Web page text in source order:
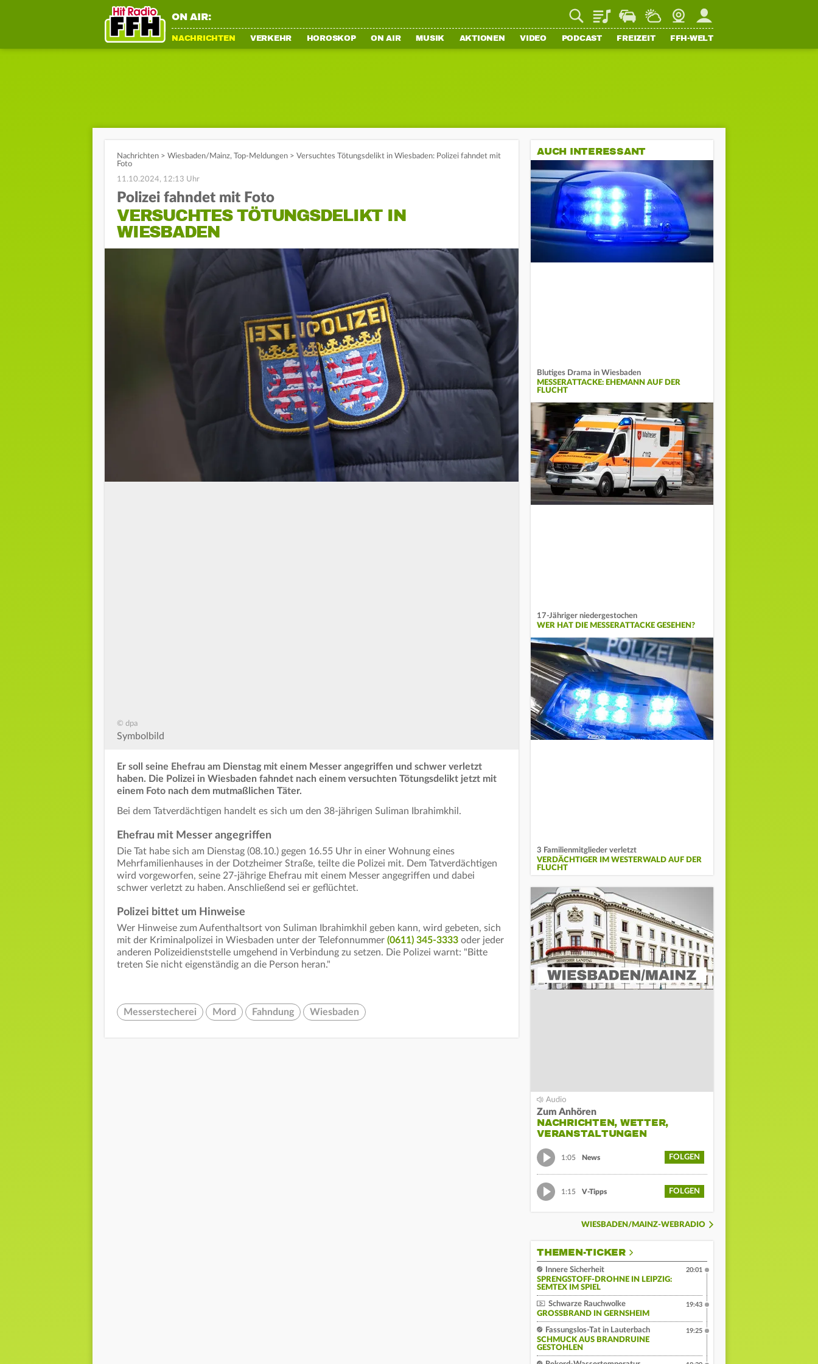
ON AIR: PlaylistStaupilotWetterWebcamMein FFH
NACHRICHTEN VERKEHR HOROSKOP ON AIR MUSIK AKTIONEN VIDEO PODCAST FREIZEIT FFH-WELT
Nachrichten > Wiesbaden/Mainz, Top-Meldungen > Versuchtes Tötungsdelikt in Wiesbaden: Polizei fahndet mit
Foto
11.10.2024, 12:13 Uhr
Polizei fahndet mit Foto
VERSUCHTES TÖTUNGSDELIKT IN
WIESBADEN
© dpa
Symbolbild
Er soll seine Ehefrau am Dienstag mit einem Messer angegriffen und schwer verletzt
haben. Die Polizei in Wiesbaden fahndet nach einem versuchten Tötungsdelikt jetzt mit
einem Foto nach dem mutmaßlichen Täter.
Bei dem Tatverdächtigen handelt es sich um den 38-jährigen Suliman Ibrahimkhil.
Ehefrau mit Messer angegriffen
Die Tat habe sich am Dienstag (08.10.) gegen 16.55 Uhr in einer Wohnung eines
Mehrfamilienhauses in der Dotzheimer Straße, teilte die Polizei mit. Dem Tatverdächtigen
wird vorgeworfen, seine 27-jährige Ehefrau mit einem Messer angegriffen und dabei
schwer verletzt zu haben. Anschließend sei er geflüchtet.
Polizei bittet um Hinweise
Wer Hinweise zum Aufenthaltsort von Suliman Ibrahimkhil geben kann, wird gebeten, sich
mit der Kriminalpolizei in Wiesbaden unter der Telefonnummer (0611) 345-3333 oder jeder
anderen Polizeidienststelle umgehend in Verbindung zu setzen. Die Polizei warnt: "Bitte
treten Sie nicht eigenständig an die Person heran."
Messerstecherei Mord Fahndung Wiesbaden
AUCH INTERESSANT
Blutiges Drama in Wiesbaden
MESSERATTACKE: EHEMANN AUF DER
FLUCHT
17-Jähriger niedergestochen
WER HAT DIE MESSERATTACKE GESEHEN?
3 Familienmitglieder verletzt
VERDÄCHTIGER IM WESTERWALD AUF DER
FLUCHT
Zum Anhören
NACHRICHTEN, WETTER,
VERANSTALTUNGEN
1:05 News FOLGEN
1:15 V-Tipps FOLGEN
WIESBADEN/MAINZ-WEBRADIO
THEMEN-TICKER
Innere Sicherheit
SPRENGSTOFF-DROHNE IN LEIPZIG:
SEMTEX IM SPIEL
20:01
Schwarze Rauchwolke
GROSSBRAND IN GERNSHEIM
19:43
Fassungslos-Tat in Lauterbach
SCHMUCK AUS BRANDRUINE
GESTOHLEN
19:25